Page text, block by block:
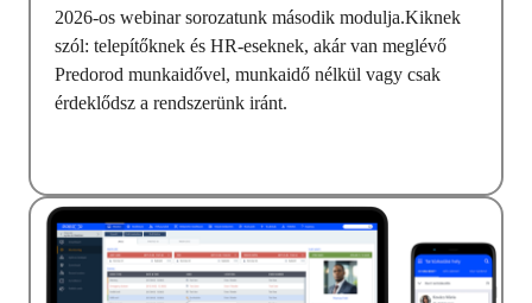
2026-os webinar sorozatunk második modulja.Kiknek
szól: telepítőknek és HR-eseknek, akár van meglévő
Predorod munkaidővel, munkaidő nélkül vagy csak
érdeklődsz a rendszerünk iránt.